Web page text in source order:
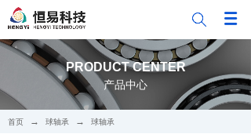
PRODUCT CENTER
产品中心
首页 → 球轴承 → 球轴承